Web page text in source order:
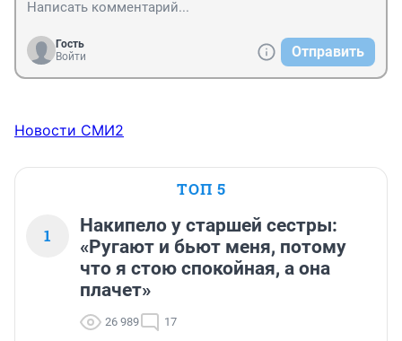
Гость
Войти
Отправить
Новости СМИ2
ТОП 5
1
Накипело у старшей сестры:
«Ругают и бьют меня, потому
что я стою спокойная, а она
плачет»
26 989 17